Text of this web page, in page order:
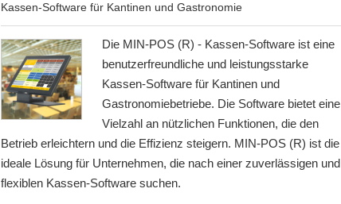
Kassen-Software für Kantinen und Gastronomie
Die MIN-POS (R) - Kassen-Software ist eine
benutzerfreundliche und leistungsstarke
Kassen-Software für Kantinen und
Gastronomiebetriebe. Die Software bietet eine
Vielzahl an nützlichen Funktionen, die den
Betrieb erleichtern und die Effizienz steigern. MIN-POS (R) ist die
ideale Lösung für Unternehmen, die nach einer zuverlässigen und
flexiblen Kassen-Software suchen.